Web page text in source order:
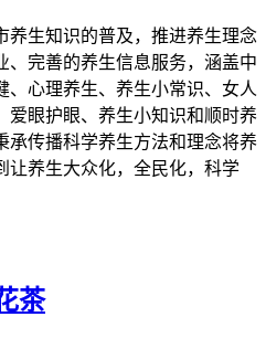
养生知识的普及，推进养生理念
、完善的养生信息服务，涵盖中
、心理养生、养生小常识、女人
爱眼护眼、养生小知识和顺时养
承传播科学养生方法和理念将养
让养生大众化，全民化，科学
茶